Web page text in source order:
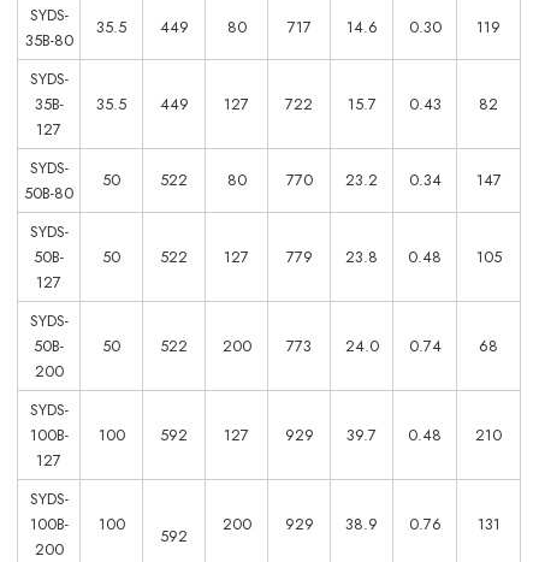
SYDS-
35B-80
35.5 449 80 717 14.6 0.30 119
SYDS-
35B-
127
35.5 449 127 722 15.7 0.43 82
SYDS-
50B-80
50 522 80 770 23.2 0.34 147
SYDS-
50B-
127
50 522 127 779 23.8 0.48 105
SYDS-
50B-
200
50 522 200 773 24.0 0.74 68
SYDS-
100B-
127
100 592 127 929 39.7 0.48 210
SYDS-
100B-
200
100
592
200 929 38.9 0.76 131